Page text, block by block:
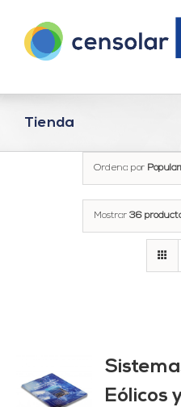
contenido
Tienda
Ordena por
Mostrar 36
Eólicos